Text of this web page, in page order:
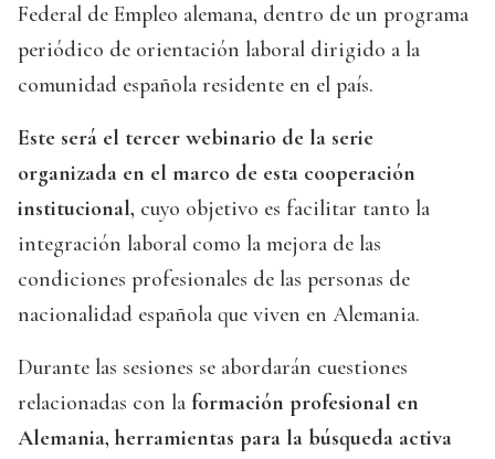
Federal de Empleo alemana, dentro de un programa
periódico de orientación laboral dirigido a la
comunidad española residente en el país.
Este será el tercer webinario de la serie
organizada en el marco de esta cooperación
institucional, cuyo objetivo es facilitar tanto la
integración laboral como la mejora de las
condiciones profesionales de las personas de
nacionalidad española que viven en Alemania.
Durante las sesiones se abordarán cuestiones
relacionadas con la formación profesional en
Alemania, herramientas para la búsqueda activa